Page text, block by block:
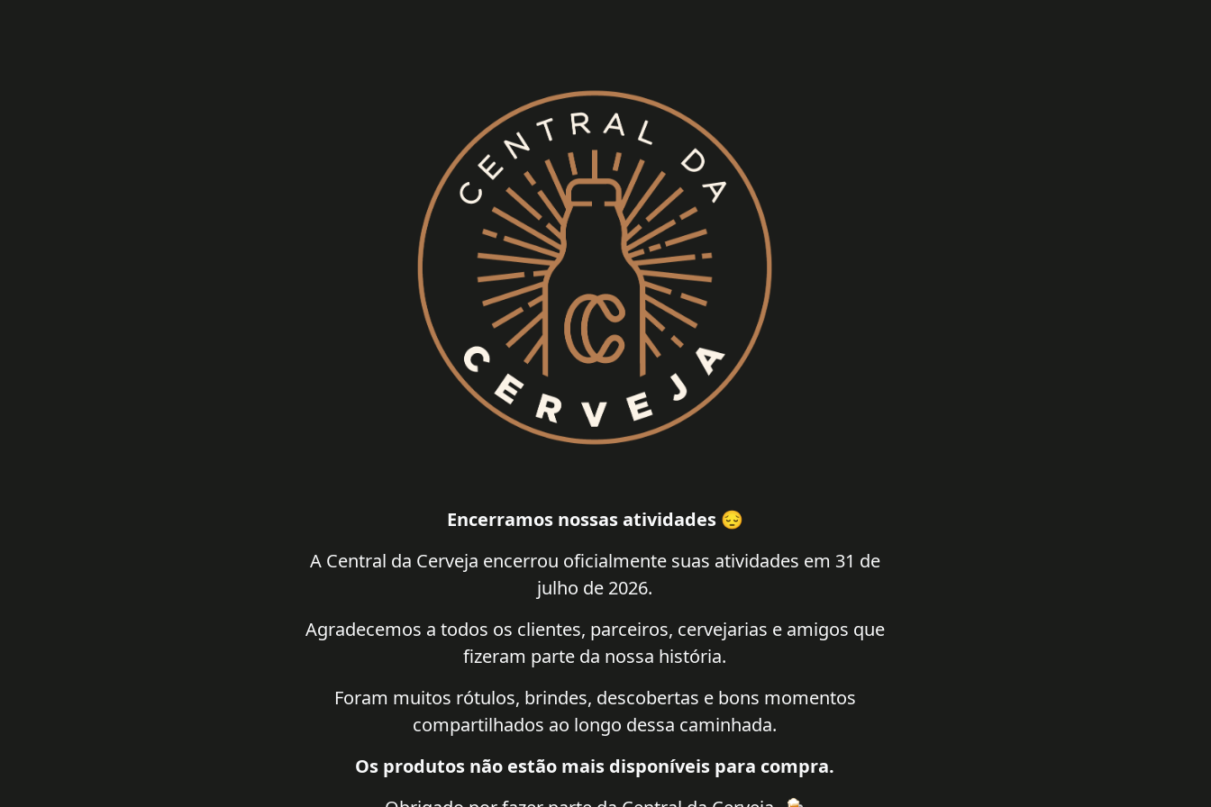
Encerramos nossas atividades 😔
A Central da Cerveja encerrou oficialmente suas atividades em 31 de
julho de 2026.
Agradecemos a todos os clientes, parceiros, cervejarias e amigos que
fizeram parte da nossa história.
Foram muitos rótulos, brindes, descobertas e bons momentos
compartilhados ao longo dessa caminhada.
Os produtos não estão mais disponíveis para compra.